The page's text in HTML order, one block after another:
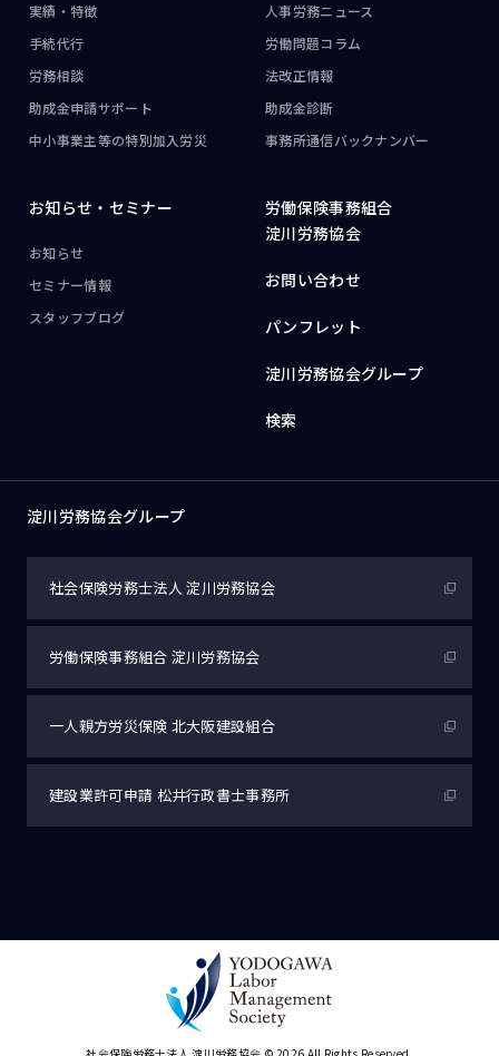
実績・特徴
手続代行
労務相談
助成金申請サポート
中小事業主等の特別加入労災
人事労務ニュース
労働問題コラム
法改正情報
助成金診断
事務所通信バックナンバー
お知らせ・ セミナー
お知らせ
セミナー情報
スタッフブログ
労働保険事務組合
淀川労務協会
お問い合わせ
パンフレット
淀川労務協会グループ
検索
淀川労務協会グループ
社会保険労務士法人淀川労務協会
労働保険事務組合 淀川労務協会
一人親方労災保険 北大阪建設組合
建設業許可申請 松井行政書士事務所